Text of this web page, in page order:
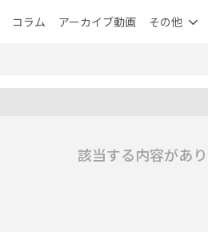
コラム アーカイブ動画 その他
該当する内容があり